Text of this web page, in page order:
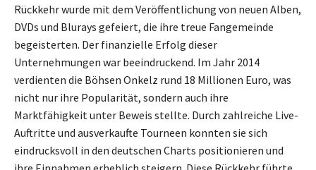
Rückkehr wurde mit dem Veröffentlichung von neuen Alben,
DVDs und Blurays gefeiert, die ihre treue Fangemeinde
begeisterten. Der finanzielle Erfolg dieser
Unternehmungen war beeindruckend. Im Jahr 2014
verdienten die Böhsen Onkelz rund 18 Millionen Euro, was
nicht nur ihre Popularität, sondern auch ihre
Marktfähigkeit unter Beweis stellte. Durch zahlreiche Live-
Auftritte und ausverkaufte Tourneen konnten sie sich
eindrucksvoll in den deutschen Charts positionieren und